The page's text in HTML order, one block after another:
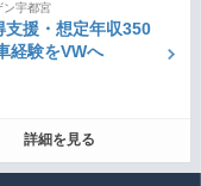
ン宇都宮
援・想定年収350
経験をVWへ
詳細を見る